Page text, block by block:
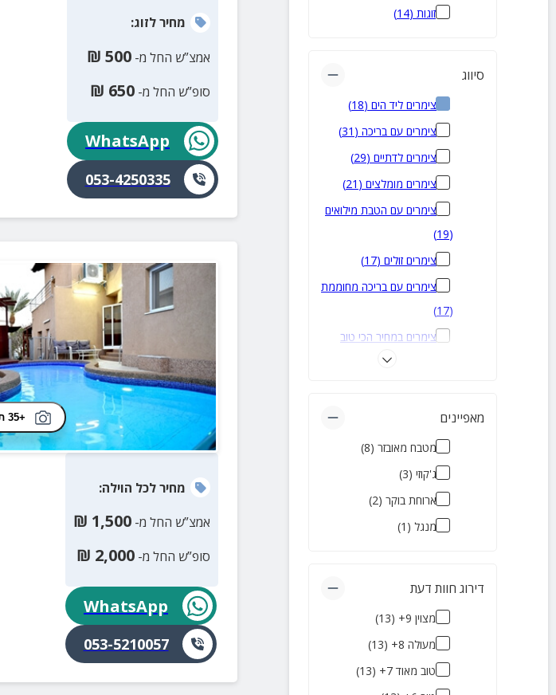
זוגות (
14
)
סיווג
צימרים ליד הים (
18
)
צימרים עם בריכה (
31
)
צימרים לדתיים (
29
)
צימרים מומלצים (
21
)
צימרים עם הטבת מילואים
(
19
)
צימרים זולים (
17
)
צימרים עם בריכה מחוממת
(
17
)
צימרים במחיר הכי טוב
צימרים עם בריכה פרטית
(
10
)
להשכרה לטווח קצר
צימרים עם נוף
צימרים רומנטיים
מלונות בוטיק
צימרים לירח דבש
מאפיינים
מטבח מאובזר (
8
)
ג'קוזי (
3
)
ארוחת בוקר (
2
)
מנגל (
1
)
דירוג חוות דעת
מצוין 9+ (
13
)
מעולה 8+
(
13
)
טוב מאוד 7+
(
13
)
מחירלזוג:
אמצ”ש החל מ- 500
₪
סופ”ש החל מ- 650
₪
WhatsApp
053-4250335
+35 תמונות
מחירלכל הוילה:
אמצ”ש החל מ- 1,500
₪
סופ”ש החל מ- 2,000
₪
WhatsApp
053-5210057